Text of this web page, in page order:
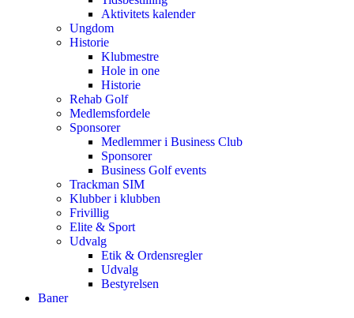
Aktivitets kalender
Ungdom
Historie
Klubmestre
Hole in one
Historie
Rehab Golf
Medlemsfordele
Sponsorer
Medlemmer i Business Club
Sponsorer
Business Golf events
Trackman SIM
Klubber i klubben
Frivillig
Elite & Sport
Udvalg
Etik & Ordensregler
Udvalg
Bestyrelsen
Baner